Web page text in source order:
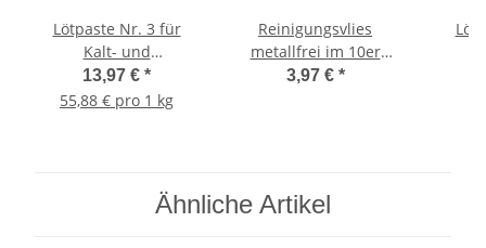
Lötpaste Nr. 3 für
Kalt- und
Warmwasser-
Installation mit
13,97 € *
55,88 € pro 1 kg
Reinigungsvlies
metallfrei im 10er
Pack
3,97 € *
Ähnliche Artikel